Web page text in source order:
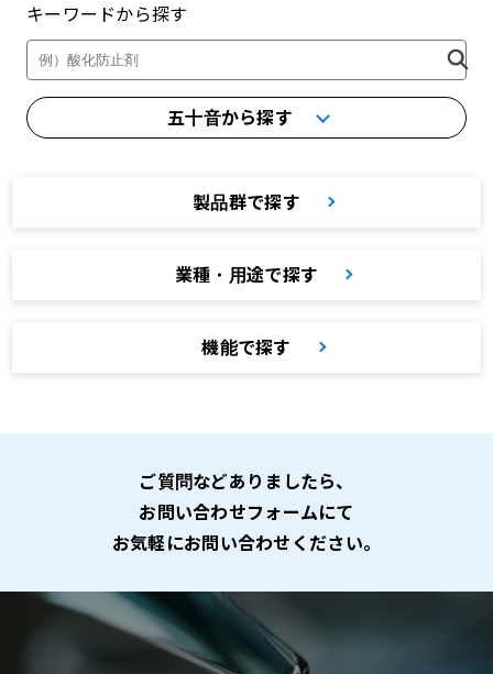
キーワードから探す
五十音から探す
製品群で探す
業種・用途で探す
機能で探す
ご質問などありましたら、
お問い合わせフォームにて
お気軽にお問い合わせください。